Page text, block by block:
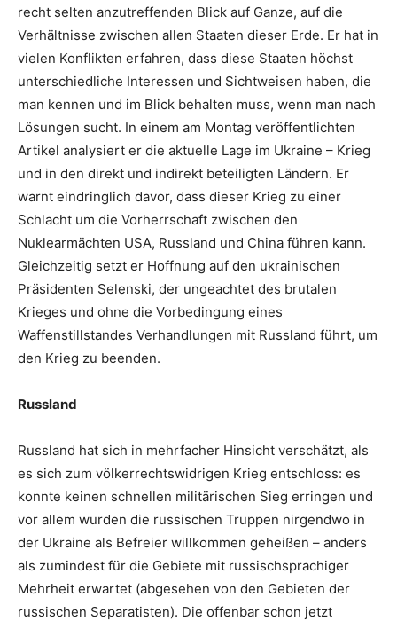
recht selten anzutreffenden Blick auf Ganze, auf die
Verhältnisse zwischen allen Staaten dieser Erde. Er hat in
vielen Konflikten erfahren, dass diese Staaten höchst
unterschiedliche Interessen und Sichtweisen haben, die
man kennen und im Blick behalten muss, wenn man nach
Lösungen sucht. In einem am Montag veröffentlichten
Artikel analysiert er die aktuelle Lage im Ukraine – Krieg
und in den direkt und indirekt beteiligten Ländern. Er
warnt eindringlich davor, dass dieser Krieg zu einer
Schlacht um die Vorherrschaft zwischen den
Nuklearmächten USA, Russland und China führen kann.
Gleichzeitig setzt er Hoffnung auf den ukrainischen
Präsidenten Selenski, der ungeachtet des brutalen
Krieges und ohne die Vorbedingung eines
Waffenstillstandes Verhandlungen mit Russland führt, um
den Krieg zu beenden.
Russland
Russland hat sich in mehrfacher Hinsicht verschätzt, als
es sich zum völkerrechtswidrigen Krieg entschloss: es
konnte keinen schnellen militärischen Sieg erringen und
vor allem wurden die russischen Truppen nirgendwo in
der Ukraine als Befreier willkommen geheißen – anders
als zumindest für die Gebiete mit russischsprachiger
Mehrheit erwartet (abgesehen von den Gebieten der
russischen Separatisten). Die offenbar schon jetzt